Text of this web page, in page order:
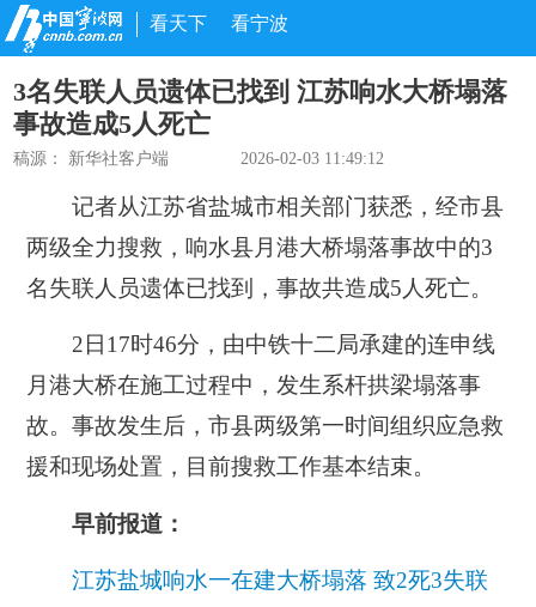
看天下 看宁波
3名失联人员遗体已找到 江苏响水大桥塌落
事故造成5人死亡
稿源： 新华社客户端 2026-02-03 11:49:12
记者从江苏省盐城市相关部门获悉，经市县
两级全力搜救，响水县月港大桥塌落事故中的3
名失联人员遗体已找到，事故共造成5人死亡。
2日17时46分，由中铁十二局承建的连申线
月港大桥在施工过程中，发生系杆拱梁塌落事
故。事故发生后，市县两级第一时间组织应急救
援和现场处置，目前搜救工作基本结束。
早前报道：
江苏盐城响水一在建大桥塌落 致2死3失联